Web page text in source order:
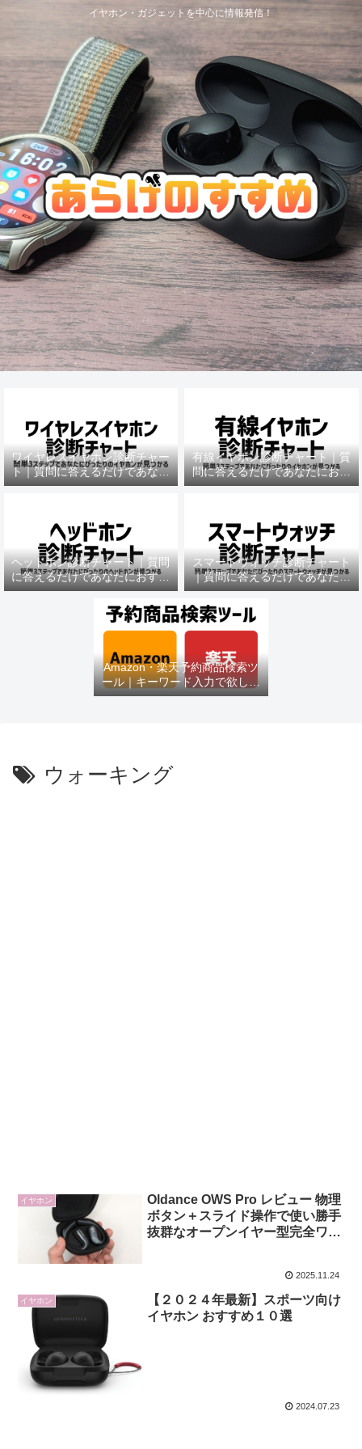
イヤホン・ガジェットを中心に情報発信！
ワイヤレスイヤホン診断チャー
ト｜質問に答えるだけであなた
におすすめの機種がわかる
有線イヤホン診断チャート｜質
問に答えるだけであなたにおす
すめの機種がわかる
ヘッドホン診断チャート｜質問
に答えるだけであなたにおすす
めの機種がわかる
スマートウォッチ診断チャート
｜質問に答えるだけであなたに
おすすめの機種がわかる
Amazon・楽天予約商品検索ツ
ール｜キーワード入力で欲しい
商品を即チェック
ウォーキング
イヤホン
Oldance OWS Pro レビュー 物理
ボタン＋スライド操作で使い勝手
抜群なオープンイヤー型完全ワイ
2025.11.24
イヤホン
【２０２４年最新】スポーツ向け
イヤホン おすすめ１０選
2024.07.23